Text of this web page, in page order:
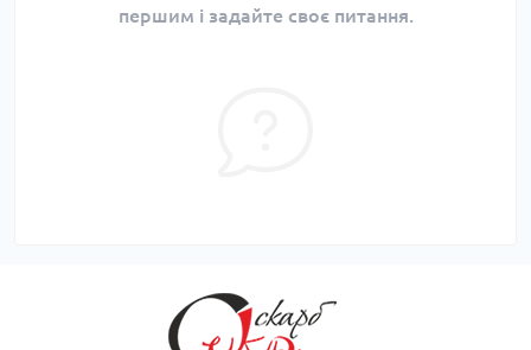
першим і задайте своє питання.